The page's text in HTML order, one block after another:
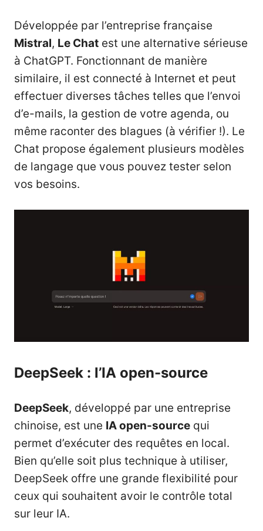
Développée par l’entreprise française
Mistral, Le Chat est une alternative sérieuse
à ChatGPT. Fonctionnant de manière
similaire, il est connecté à Internet et peut
effectuer diverses tâches telles que l’envoi
d’e-mails, la gestion de votre agenda, ou
même raconter des blagues (à vérifier !). Le
Chat propose également plusieurs modèles
de langage que vous pouvez tester selon
vos besoins.
DeepSeek : l’IA open-source
DeepSeek, développé par une entreprise
chinoise, est une IA open-source qui
permet d’exécuter des requêtes en local.
Bien qu’elle soit plus technique à utiliser,
DeepSeek offre une grande flexibilité pour
ceux qui souhaitent avoir le contrôle total
sur leur IA.